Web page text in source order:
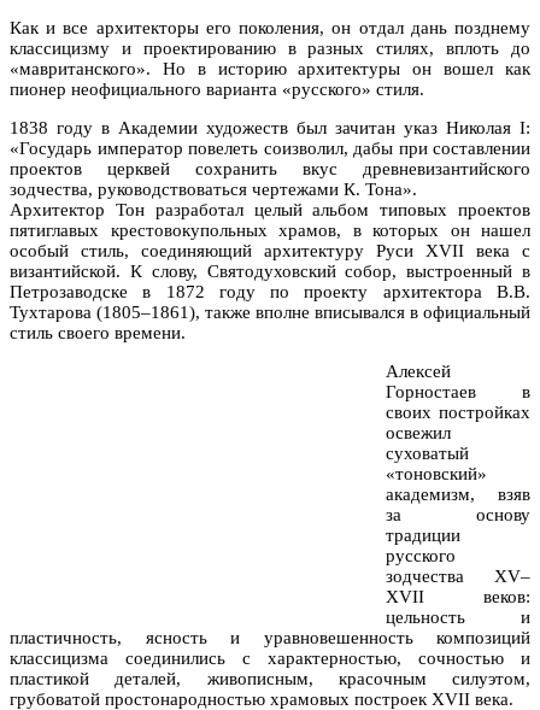
Как и все архитекторы его поколения, он отдал дань позднему
классицизму и проектированию в разных стилях, вплоть до
«мавританского». Но в историю архитектуры он вошел как
пионер неофициального варианта «русского» стиля.
1838 году в Академии художеств был зачитан указ Николая I:
«Государь император повелеть соизволил, дабы при составлении
проектов церквей сохранить вкус древневизантийского
зодчества, руководствоваться чертежами К. Тона».
Архитектор Тон разработал целый альбом типовых проектов
пятиглавых крестовокупольных храмов, в которых он нашел
особый стиль, соединяющий архитектуру Руси XVII века с
византийской. К слову, Святодуховский собор, выстроенный в
Петрозаводске в 1872 году по проекту архитектора В.В.
Тухтарова (1805–1861), также вполне вписывался в официальный
стиль своего времени.
Алексей
Горностаев в
своих постройках
освежил
суховатый
«тоновский»
академизм, взяв
за основу
традиции
русского
зодчества XV–
XVII веков:
цельность и
пластичность, ясность и уравновешенность композиций
классицизма соединились с характерностью, сочностью и
пластикой деталей, живописным, красочным силуэтом,
грубоватой простонародностью храмовых построек XVII века.